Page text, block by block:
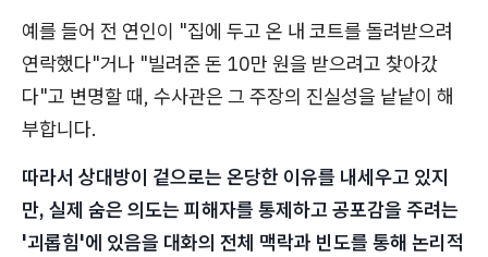
예를 들어 전 연인이 "집에 두고 온 내 코트를 돌려받으려
연락했다"거나 "빌려준 돈 10만 원을 받으려고 찾아갔
다"고 변명할 때, 수사관은 그 주장의 진실성을 낱낱이 해
부합니다.
따라서 상대방이 겉으로는 온당한 이유를 내세우고 있지
만, 실제 숨은 의도는 피해자를 통제하고 공포감을 주려는
'괴롭힘'에 있음을 대화의 전체 맥락과 빈도를 통해 논리적